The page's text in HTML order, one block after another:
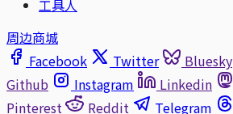
工具人
周边商城
Facebook
Twitter Bluesky
Github
Instagram Linkedin
Pinterest
Reddit Telegram